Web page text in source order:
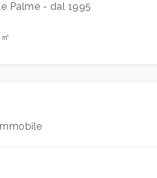
Palme - dal 1995